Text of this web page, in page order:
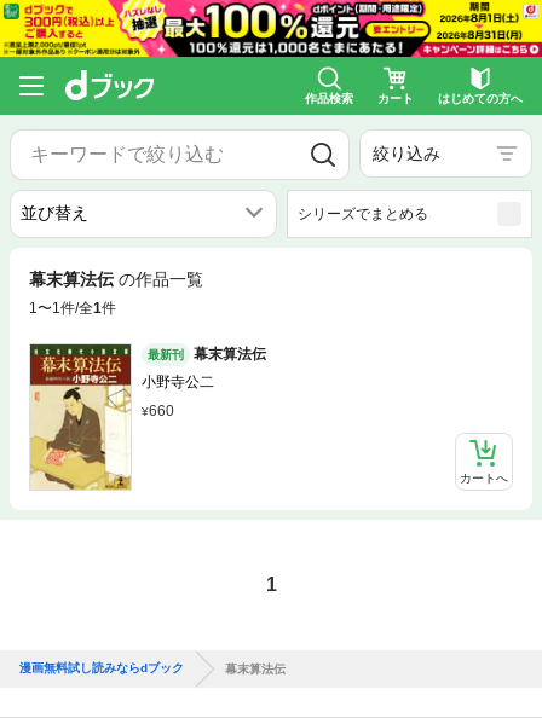
作品検索 カート はじめての方へ
絞り込み
シリーズでまとめる
幕末算法伝 の作品一覧
1〜1件/全1件
最新刊
幕末算法伝
小野寺公二
660
カートへ
1
漫画無料試し読みならdブック 幕末算法伝